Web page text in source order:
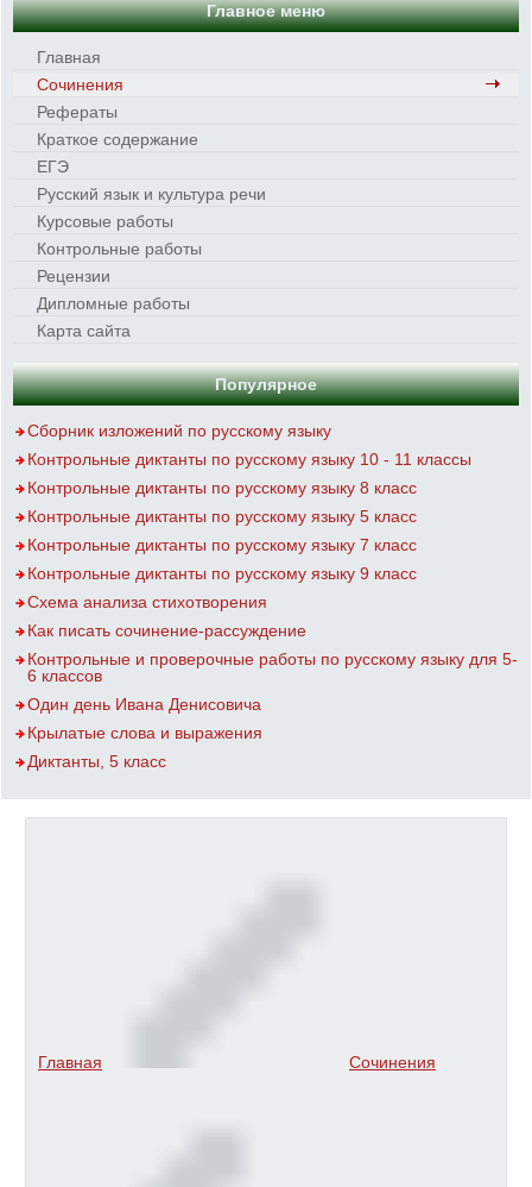
Главное меню
Главная
Сочинения
Рефераты
Краткое содержание
ЕГЭ
Русский язык и культура речи
Курсовые работы
Контрольные работы
Рецензии
Дипломные работы
Карта сайта
Популярное
Сборник изложений по русскому языку
Контрольные диктанты по русскому языку 10 - 11 классы
Контрольные диктанты по русскому языку 8 класс
Контрольные диктанты по русскому языку 5 класс
Контрольные диктанты по русскому языку 7 класс
Контрольные диктанты по русскому языку 9 класс
Схема анализа стихотворения
Как писать сочинение-рассуждение
Контрольные и проверочные работы по русскому языку для 5-
6 классов
Один день Ивана Денисовича
Крылатые слова и выражения
Диктанты, 5 класс
Главная Сочинения